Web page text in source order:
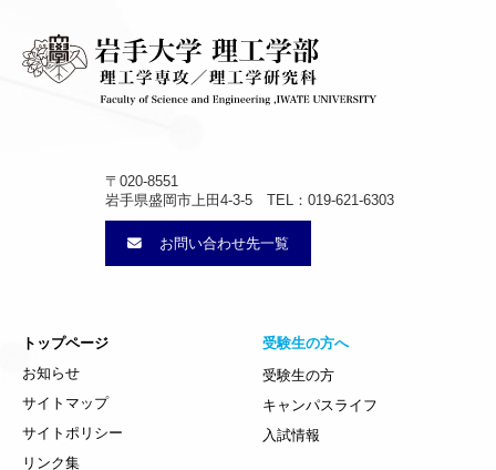
〒020-8551
岩手県盛岡市上田4-3-5 TEL：019-621-6303
お問い合わせ先一覧
トップページ
お知らせ
サイトマップ
サイトポリシー
リンク集
受験生の方へ
受験生の方
キャンパスライフ
入試情報